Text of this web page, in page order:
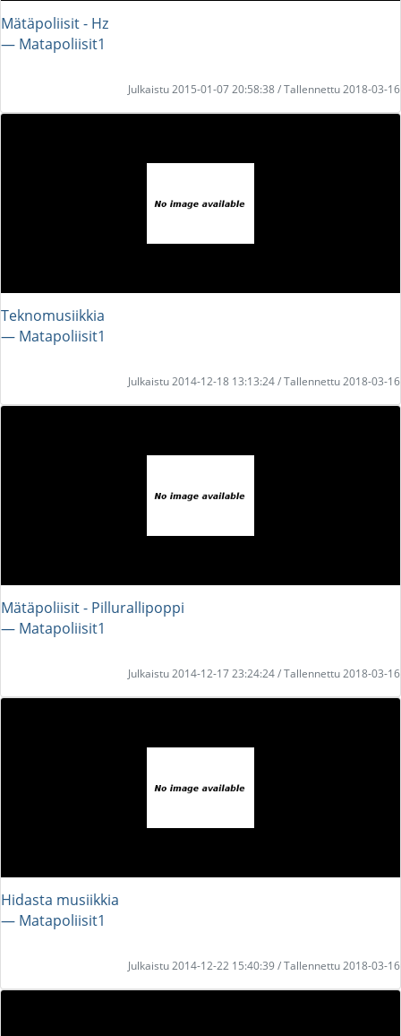
Mätäpoliisit - Hz
― Matapoliisit1
Julkaistu 2015-01-07 20:58:38 / Tallennettu 2018-03-16
Teknomusiikkia
― Matapoliisit1
Julkaistu 2014-12-18 13:13:24 / Tallennettu 2018-03-16
Mätäpoliisit - Pillurallipoppi
― Matapoliisit1
Julkaistu 2014-12-17 23:24:24 / Tallennettu 2018-03-16
Hidasta musiikkia
― Matapoliisit1
Julkaistu 2014-12-22 15:40:39 / Tallennettu 2018-03-16